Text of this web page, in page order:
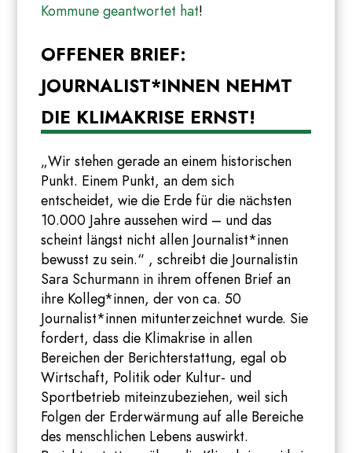
Kommune geantwortet hat!
OFFENER BRIEF:
JOURNALIST*INNEN NEHMT
DIE KLIMAKRISE ERNST!
„Wir stehen gerade an einem historischen
Punkt. Einem Punkt, an dem sich
entscheidet, wie die Erde für die nächsten
10.000 Jahre aussehen wird – und das
scheint längst nicht allen Journalist*innen
bewusst zu sein.“ , schreibt die Journalistin
Sara Schurmann in ihrem offenen Brief an
ihre Kolleg*innen, der von ca. 50
Journalist*innen mitunterzeichnet wurde. Sie
fordert, dass die Klimakrise in allen
Bereichen der Berichterstattung, egal ob
Wirtschaft, Politik oder Kultur- und
Sportbetrieb miteinzubeziehen, weil sich
Folgen der Erderwärmung auf alle Bereiche
des menschlichen Lebens auswirkt.